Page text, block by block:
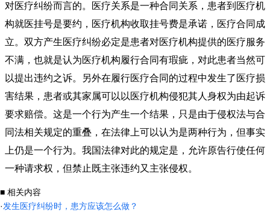
对医疗纠纷而言的。医疗关系是一种合同关系，患者到医疗机
构就医挂号是要约，医疗机构收取挂号费是承诺，医疗合同成
立。双方产生医疗纠纷必定是患者对医疗机构提供的医疗服务
不满，也就是认为医疗机构履行合同有瑕疵，对此患者当然可
以提出违约之诉。另外在履行医疗合同的过程中发生了医疗损
害结果，患者或其家属可以以医疗机构侵犯其人身权为由起诉
要求赔偿。这是一个行为产生一个结果，只是由于侵权法与合
同法相关规定的重叠，在法律上可以认为是两种行为，但事实
上仍是一个行为。我国法律对此的规定是，允许原告行使任何
一种请求权，但禁止既主张违约又主张侵权。
■ 相关内容
·发生医疗纠纷时，患方应该怎么做？